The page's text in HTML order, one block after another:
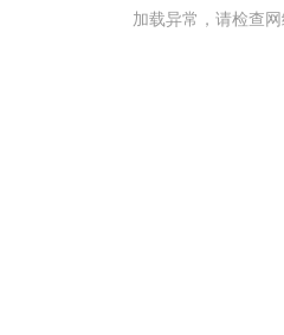
加载异常，请检查网